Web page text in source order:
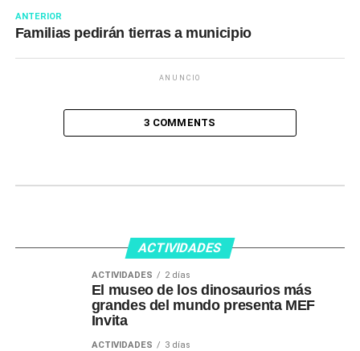
ANTERIOR
Familias pedirán tierras a municipio
ANUNCIO
3 COMMENTS
ACTIVIDADES
ACTIVIDADES 2 días
El museo de los dinosaurios más
grandes del mundo presenta MEF
Invita
ACTIVIDADES 3 días